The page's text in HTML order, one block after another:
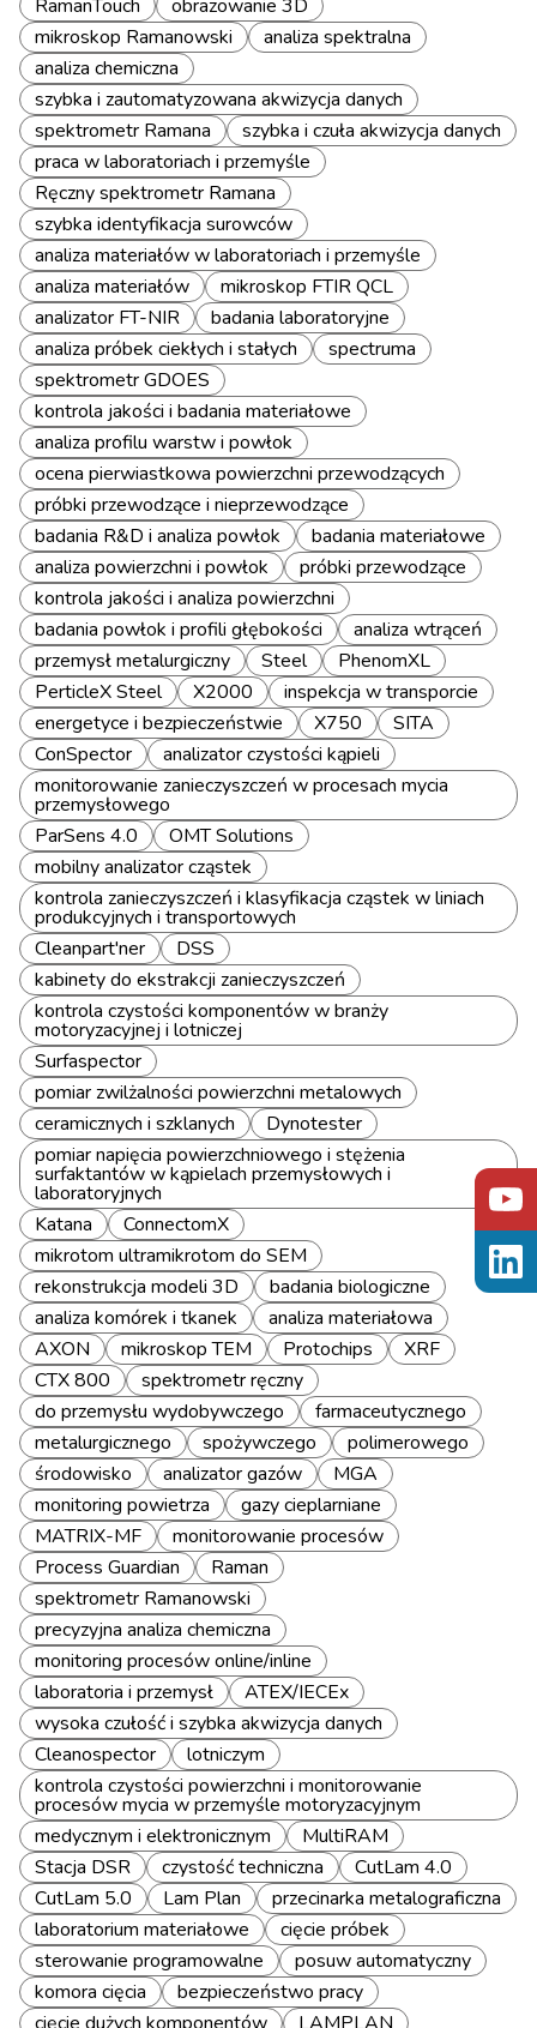
RamanTouch
obrazowanie 3D
mikroskop Ramanowski
analiza spektralna
analiza chemiczna
szybka i zautomatyzowana akwizycja danych
spektrometr Ramana
szybka i czuła akwizycja danych
praca w laboratoriach i przemyśle
Ręczny spektrometr Ramana
szybka identyfikacja surowców
analiza materiałów w laboratoriach i przemyśle
analiza materiałów
mikroskop FTIR QCL
analizator FT-NIR
badania laboratoryjne
analiza próbek ciekłych i stałych
spectruma
spektrometr GDOES
kontrola jakości i badania materiałowe
analiza profilu warstw i powłok
ocena pierwiastkowa powierzchni przewodzących
próbki przewodzące i nieprzewodzące
badania R&D i analiza powłok
badania materiałowe
analiza powierzchni i powłok
próbki przewodzące
kontrola jakości i analiza powierzchni
badania powłok i profili głębokości
analiza wtrąceń
przemysł metalurgiczny
Steel
PhenomXL
PerticleX Steel
X2000
inspekcja w transporcie
energetyce i bezpieczeństwie
X750
SITA
ConSpector
analizator czystości kąpieli
monitorowanie zanieczyszczeń w procesach mycia
przemysłowego
ParSens 4.0
OMT Solutions
mobilny analizator cząstek
kontrola zanieczyszczeń i klasyfikacja cząstek w liniach
produkcyjnych i transportowych
Cleanpart'ner
DSS
kabinety do ekstrakcji zanieczyszczeń
kontrola czystości komponentów w branży
motoryzacyjnej i lotniczej
Surfaspector
pomiar zwilżalności powierzchni metalowych
ceramicznych i szklanych
Dynotester
pomiar napięcia powierzchniowego i stężenia
surfaktantów w kąpielach przemysłowych i
laboratoryjnych
Katana
ConnectomX
mikrotom ultramikrotom do SEM
rekonstrukcja modeli 3D
badania biologiczne
analiza komórek i tkanek
analiza materiałowa
AXON
mikroskop TEM Protochips
XRF
CTX 800
spektrometr ręczny
do przemysłu wydobywczego
farmaceutycznego
metalurgicznego
spożywczego
polimerowego
środowisko
analizator gazów
MGA
monitoring powietrza
gazy cieplarniane
MATRIX-MF
monitorowanie procesów
Process Guardian
Raman
spektrometr Ramanowski
precyzyjna analiza chemiczna
monitoring procesów online/inline
laboratoria i przemysł
ATEX/IECEx
wysoka czułość i szybka akwizycja danych
Cleanospector
lotniczym
kontrola czystości powierzchni i monitorowanie
procesów mycia w przemyśle motoryzacyjnym
medycznym i elektronicznym
MultiRAM
Stacja DSR
czystość techniczna
CutLam 4.0
CutLam 5.0
Lam Plan
przecinarka metalograficzna
laboratorium materiałowe
cięcie próbek
sterowanie programowalne
posuw automatyczny
komora cięcia
bezpieczeństwo pracy